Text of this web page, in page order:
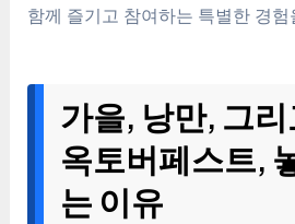
함께 즐기고 참여하는 특별한 경
가을, 낭만, 그
옥토버페스트,
는 이유